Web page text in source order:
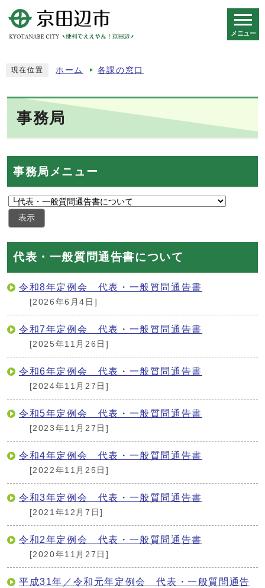
メニュー
現在位置 ホーム 各課の窓口
事務局
事務局メニュー
表示
代表・一般質問通告書について
令和8年定例会 代表・一般質問通告書
[2026年6月4日]
令和7年定例会 代表・一般質問通告書
[2025年11月26日]
令和6年定例会 代表・一般質問通告書
[2024年11月27日]
令和5年定例会 代表・一般質問通告書
[2023年11月27日]
令和4年定例会 代表・一般質問通告書
[2022年11月25日]
令和3年定例会 代表・一般質問通告書
[2021年12月7日]
令和2年定例会 代表・一般質問通告書
[2020年11月27日]
平成31年／令和元年定例会 代表・一般質問通告